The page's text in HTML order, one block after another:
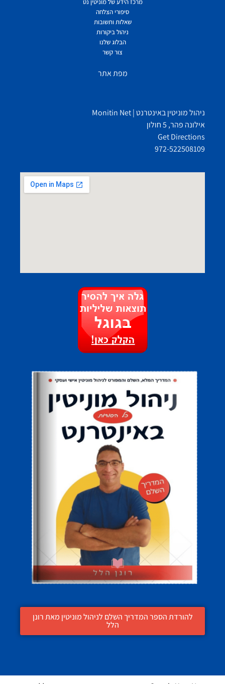
סיפורי הצלחה
שאלות ותשובות
ניהול ביקורות
הבלוג שלנו
צור קשר
מפת אתר
ניהול מוניטין באינטרנט | Monitin Net
אילונה פהר, 5 חולון
Get Directions
972-522508109
להורדת הספר המדריך השלם לניהול מוניטין מאת רונן
הלל